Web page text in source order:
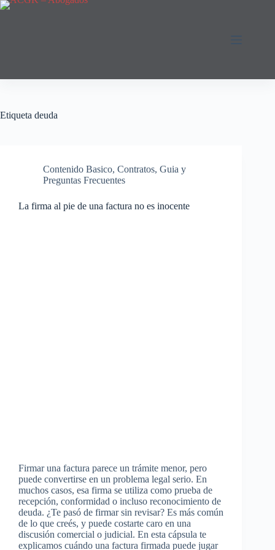
Saltar
Etiqueta deuda
Contenido Basico, Contratos, Guia y
Preguntas Frecuentes
La firma al pie de una factura no es inocente
Firmar una factura parece un trámite menor, pero
puede convertirse en un problema legal serio. En
muchos casos, esa firma se utiliza como prueba de
recepción, conformidad o incluso reconocimiento de
deuda. ¿Te pasó de firmar sin revisar? Es más común
de lo que creés, y puede costarte caro en una
discusión comercial o judicial. En esta cápsula te
explicamos cuándo una factura firmada puede jugar